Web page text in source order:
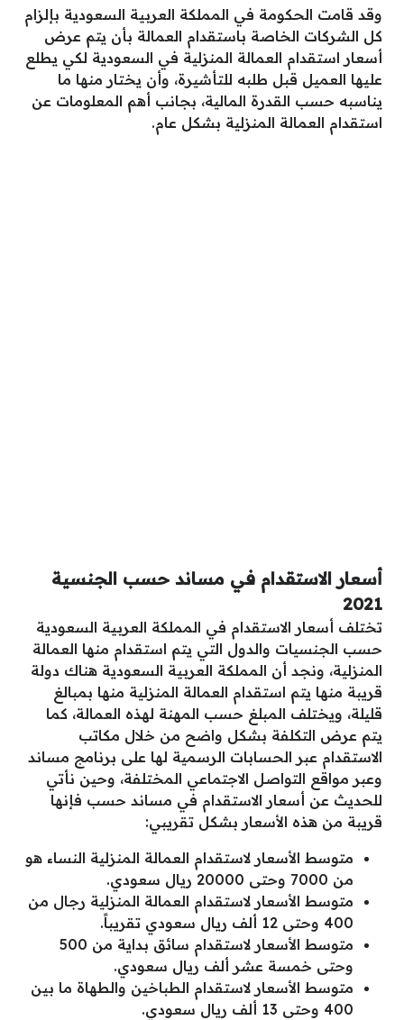
وقد قامت الحكومة في المملكة العربية السعودية بإلزام
كل الشركات الخاصة باستقدام العمالة بأن يتم عرض
أسعار استقدام العمالة المنزلية في السعودية لكي يطلع
عليها العميل قبل طلبه للتأشيرة، وأن يختار منها ما
يناسبه حسب القدرة المالية، بجانب أهم المعلومات عن
استقدام العمالة المنزلية بشكل عام.
أسعار الاستقدام في مساند حسب الجنسية
2021
تختلف أسعار الاستقدام في المملكة العربية السعودية
حسب الجنسيات والدول التي يتم استقدام منها العمالة
المنزلية، ونجد أن المملكة العربية السعودية هناك دولة
قريبة منها يتم استقدام العمالة المنزلية منها بمبالغ
قليلة، ويختلف المبلغ حسب المهنة لهذه العمالة، كما
يتم عرض التكلفة بشكل واضح من خلال مكاتب
الاستقدام عبر الحسابات الرسمية لها على برنامج مساند
وعبر مواقع التواصل الاجتماعي المختلفة، وحين نأتي
للحديث عن أسعار الاستقدام في مساند حسب فإنها
قريبة من هذه الأسعار بشكل تقريبي:
متوسط الأسعار لاستقدام العمالة المنزلية النساء هو
من 7000 وحتى 20000 ريال سعودي.
متوسط الأسعار لاستقدام العمالة المنزلية رجال من
400 وحتى 12 ألف ريال سعودي تقريباً.
متوسط الأسعار لاستقدام سائق بداية من 500
وحتى خمسة عشر ألف ريال سعودي.
متوسط الأسعار لاستقدام الطباخين والطهاة ما بين
400 وحتى 13 ألف ريال سعودي.